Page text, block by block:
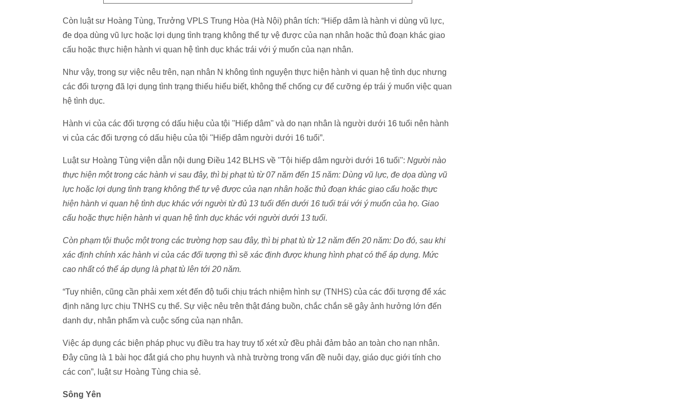
Còn luật sư Hoàng Tùng, Trưởng VPLS Trung Hòa (Hà Nội) phân tích: “Hiếp dâm là hành vi dùng vũ lực,
đe dọa dùng vũ lực hoặc lợi dụng tình trạng không thể tự vệ được của nạn nhân hoặc thủ đoạn khác giao
cấu hoặc thực hiện hành vi quan hệ tình dục khác trái với ý muốn của nạn nhân.
Như vậy, trong sự việc nêu trên, nạn nhân N không tình nguyện thực hiện hành vi quan hệ tình dục nhưng
các đối tượng đã lợi dụng tình trạng thiếu hiểu biết, không thể chống cự để cưỡng ép trái ý muốn việc quan
hệ tình dục.
Hành vi của các đối tượng có dấu hiệu của tội ''Hiếp dâm'' và do nạn nhân là người dưới 16 tuổi nên hành
vi của các đối tượng có dấu hiệu của tội ''Hiếp dâm người dưới 16 tuổi”.
Luật sư Hoàng Tùng viện dẫn nội dung Điều 142 BLHS về ''Tội hiếp dâm người dưới 16 tuổi'': Người nào
thực hiện một trong các hành vi sau đây, thì bị phạt tù từ 07 năm đến 15 năm: Dùng vũ lực, đe dọa dùng vũ
lực hoặc lợi dụng tình trạng không thể tự vệ được của nạn nhân hoặc thủ đoạn khác giao cấu hoặc thực
hiện hành vi quan hệ tình dục khác với người từ đủ 13 tuổi đến dưới 16 tuổi trái với ý muốn của họ. Giao
cấu hoặc thực hiện hành vi quan hệ tình dục khác với người dưới 13 tuổi.
Còn phạm tội thuộc một trong các trường hợp sau đây, thì bị phạt tù từ 12 năm đến 20 năm: Do đó, sau khi
xác định chính xác hành vi của các đối tượng thì sẽ xác định được khung hình phạt có thể áp dụng. Mức
cao nhất có thể áp dụng là phạt tù lên tới 20 năm.
“Tuy nhiên, cũng cần phải xem xét đến độ tuổi chịu trách nhiệm hình sự (TNHS) của các đối tượng để xác
định năng lực chịu TNHS cụ thể. Sự việc nêu trên thật đáng buồn, chắc chắn sẽ gây ảnh hưởng lớn đến
danh dự, nhân phẩm và cuộc sống của nạn nhân.
Việc áp dụng các biện pháp phục vụ điều tra hay truy tố xét xử đều phải đảm bảo an toàn cho nạn nhân.
Đây cũng là 1 bài học đắt giá cho phụ huynh và nhà trường trong vấn đề nuôi dạy, giáo dục giới tính cho
các con”, luật sư Hoàng Tùng chia sẻ.
Sông Yên